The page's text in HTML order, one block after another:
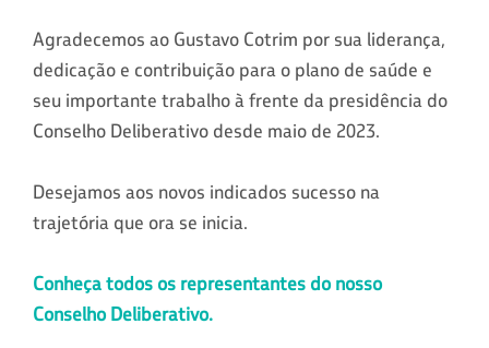
Agradecemos ao Gustavo Cotrim por sua liderança,
dedicação e contribuição para o plano de saúde e
seu importante trabalho à frente da presidência do
Conselho Deliberativo desde maio de 2023.
Desejamos aos novos indicados sucesso na
trajetória que ora se inicia.
Conheça todos os representantes do nosso
Conselho Deliberativo.